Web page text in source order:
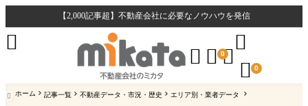
【2,000記事超】不動産会社に必要なノウハウを発信
  0

 0

 ホーム 記事一覧 不動産データ・市況・歴史 エリア別・業者データ